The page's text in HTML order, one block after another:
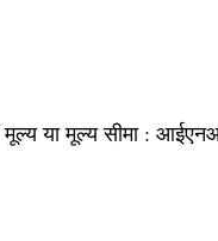
मूल्य या मूल्य सीमा :